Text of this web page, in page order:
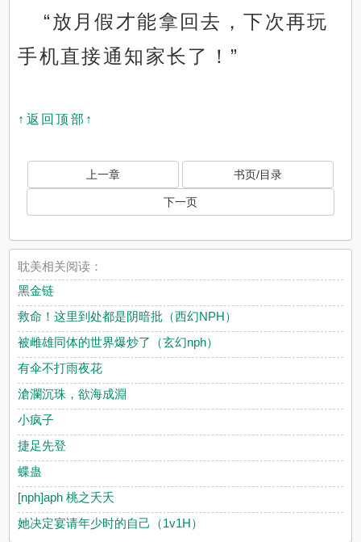
“放月假才能拿回去，下次再玩
手机直接通知家长了！”
↑返回顶部↑
上一章 书页/目录
下一页
耽美相关阅读：
黑金链
救命！这里到处都是阴暗批（西幻NPH）
被雌雄同体的世界爆炒了（玄幻nph）
有伞不打雨夜花
滄瀾沉珠，欲海成淵
小疯子
捷足先登
蝶蛊
[nph]aph 桃之夭夭
她决定宴请年少时的自己（1v1H）